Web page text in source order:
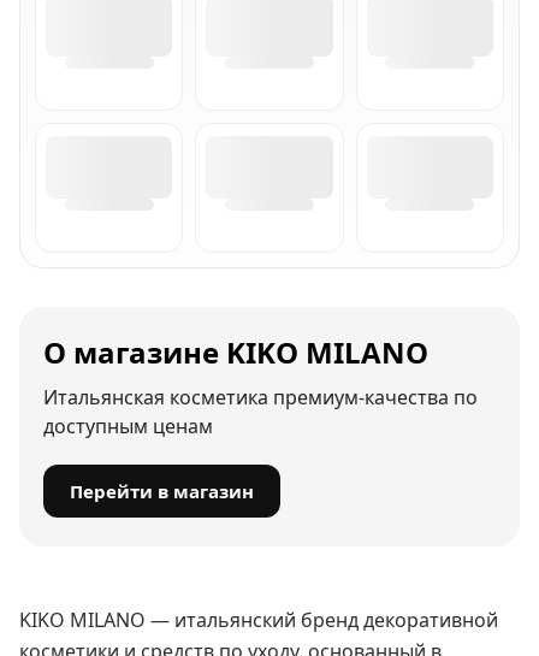
О магазине KIKO MILANO
Итальянская косметика премиум-качества по
доступным ценам
Перейти в магазин
KIKO MILANO — итальянский бренд декоративной